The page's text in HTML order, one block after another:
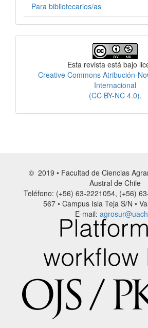
Para bibliotecarios/as
Esta revista está bajo
Creative Commons Atribución-
Internacional
(CC BY-NC 4.0).
© 2019 • Facultad de Ciencias
Austral de Chile
Teléfono: (+56) 63-2221054, (+56)
567 • Campus Isla Teja S/N •
E-mail: